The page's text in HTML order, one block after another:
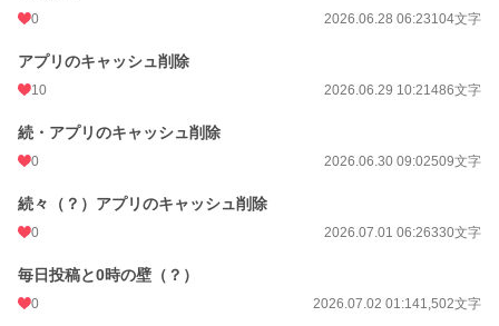
0 2026.06.28 06:23104文字
アプリのキャッシュ削除
10 2026.06.29 10:21486文字
続・アプリのキャッシュ削除
0 2026.06.30 09:02509文字
続々（？）アプリのキャッシュ削除
0 2026.07.01 06:26330文字
毎日投稿と0時の壁（？）
0 2026.07.02 01:141,502文字